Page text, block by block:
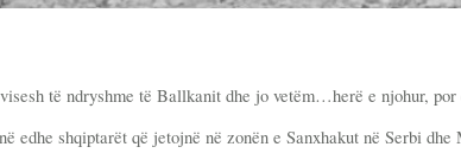
të ndryshme të Ballkanit dhe jo vetëm…herë e njohur, por
edhe shqiptarët që jetojnë në zonën e Sanxhakut në Serbi